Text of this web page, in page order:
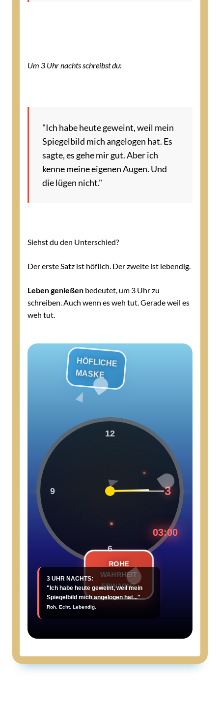
Um 3 Uhr nachts schreibst du:
"Ich habe heute geweint, weil mein
Spiegelbild mich angelogen hat. Es
sagte, es gehe mir gut. Aber ich
kenne meine eigenen Augen. Und
die lügen nicht."
Siehst du den Unterschied?
Der erste Satz ist höflich. Der zweite ist lebendig.
Leben genießen bedeutet, um 3 Uhr zu
schreiben. Auch wenn es weh tut. Gerade weil es
weh tut.
12
3
6
9
HÖFLICHE
MASKE
ROHE
WAHRHEIT
ERWACHT
03:00
"Manchmal bin ich traurig."
Höflich. Sicher. Leer.